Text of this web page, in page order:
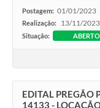
Postagem: 01/01/2023
Realização: 13/11/
Situação: ABERTO
EDITAL PREGÃO
14133 -